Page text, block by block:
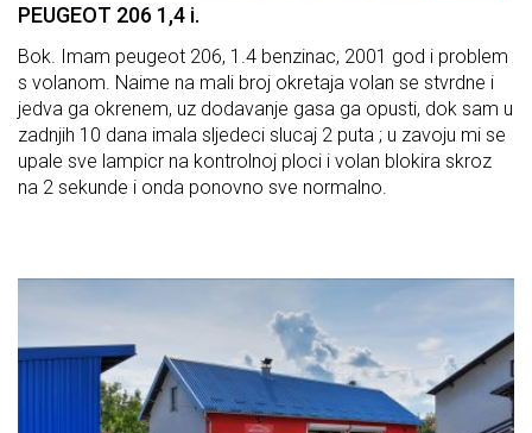
PEUGEOT 206 1,4 i.
Bok. Imam peugeot 206, 1.4 benzinac, 2001 god i problem
s volanom. Naime na mali broj okretaja volan se stvrdne i
jedva ga okrenem, uz dodavanje gasa ga opusti, dok sam u
zadnjih 10 dana imala sljedeci slucaj 2 puta ; u zavoju mi se
upale sve lampicr na kontrolnoj ploci i volan blokira skroz
na 2 sekunde i onda ponovno sve normalno.